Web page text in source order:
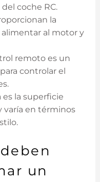
coche RC.
la
alimentar al motor y
remoto es un
controlar el
es la superficie
varía en términos
un